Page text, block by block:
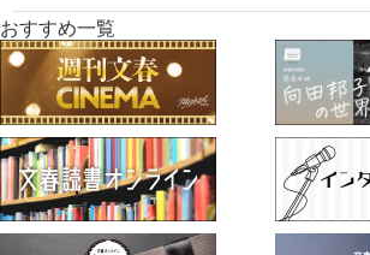
おすすめ一覧